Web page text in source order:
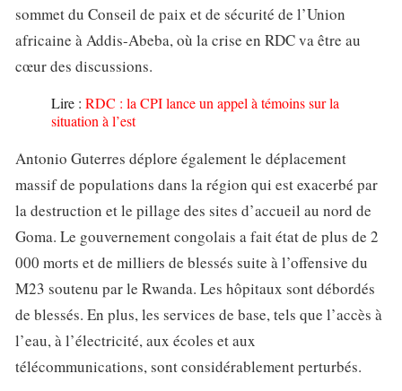
sommet du Conseil de paix et de sécurité de l’Union
africaine à Addis-Abeba, où la crise en RDC va être au
cœur des discussions.
Lire : RDC : la CPI lance un appel à témoins sur la
situation à l’est
Antonio Guterres déplore également le déplacement
massif de populations dans la région qui est exacerbé par
la destruction et le pillage des sites d’accueil au nord de
Goma. Le gouvernement congolais a fait état de plus de 2
000 morts et de milliers de blessés suite à l’offensive du
M23 soutenu par le Rwanda. Les hôpitaux sont débordés
de blessés. En plus, les services de base, tels que l’accès à
l’eau, à l’électricité, aux écoles et aux
télécommunications, sont considérablement perturbés.